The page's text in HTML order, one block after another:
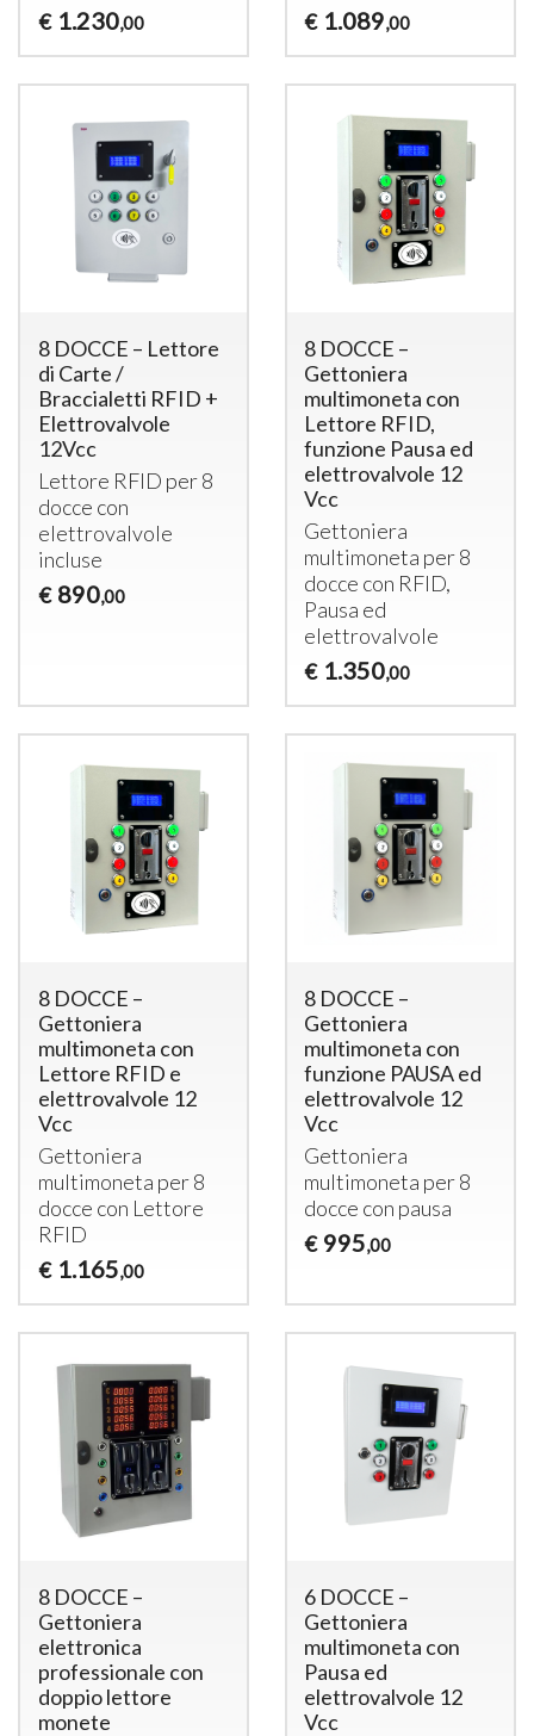
€ 1.230,00
€ 1.089,00
8 DOCCE – Lettore
di Carte /
Braccialetti RFID +
Elettrovalvole
12Vcc
Lettore RFID per 8
docce con
elettrovalvole
incluse
€ 890,00
8 DOCCE –
Gettoniera
multimoneta con
Lettore RFID,
funzione Pausa ed
elettrovalvole 12
Vcc
Gettoniera
multimoneta per 8
docce con RFID,
Pausa ed
elettrovalvole
€ 1.350,00
8 DOCCE –
Gettoniera
multimoneta con
Lettore RFID e
elettrovalvole 12
Vcc
Gettoniera
multimoneta per 8
docce con Lettore
RFID
€ 1.165,00
8 DOCCE –
Gettoniera
multimoneta con
funzione PAUSA ed
elettrovalvole 12
Vcc
Gettoniera
multimoneta per 8
docce con pausa
€ 995,00
8 DOCCE –
Gettoniera
elettronica
professionale con
doppio lettore
monete
6 DOCCE –
Gettoniera
multimoneta con
Pausa ed
elettrovalvole 12
Vcc